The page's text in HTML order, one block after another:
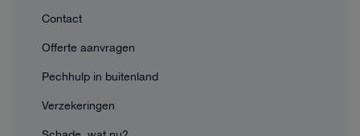
Contact
Offerte aanvragen
Pechhulp in buitenland
Verzekeringen